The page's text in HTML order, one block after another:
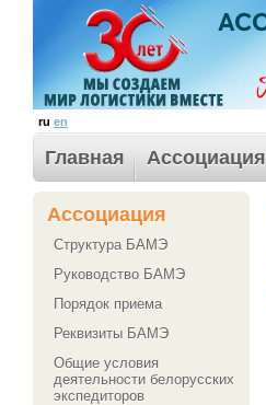
ru en
Главная Ассоциация
Ассоциация
Структура БАМЭ
Руководство БАМЭ
Порядок приема
Реквизиты БАМЭ
Общие условия
деятельности белорусских
экспедиторов